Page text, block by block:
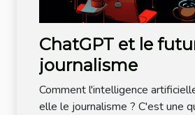
ChatGPT et le
journalisme
Comment l'intelligence
elle le journalisme ? C'est une